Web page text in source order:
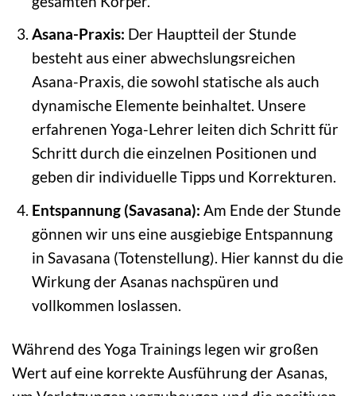
Asana-Praxis: Der Hauptteil der Stunde
besteht aus einer abwechslungsreichen
Asana-Praxis, die sowohl statische als auch
dynamische Elemente beinhaltet. Unsere
erfahrenen Yoga-Lehrer leiten dich Schritt für
Schritt durch die einzelnen Positionen und
geben dir individuelle Tipps und Korrekturen.
Entspannung (Savasana): Am Ende der Stunde
gönnen wir uns eine ausgiebige Entspannung
in Savasana (Totenstellung). Hier kannst du die
Wirkung der Asanas nachspüren und
vollkommen loslassen.
Während des Yoga Trainings legen wir großen
Wert auf eine korrekte Ausführung der Asanas,